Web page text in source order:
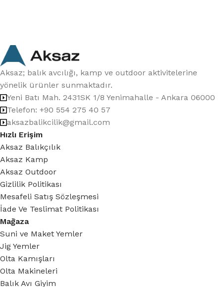
Aksaz; balık avcılığı, kamp ve outdoor aktivitelerine
yönelik ürünler sunmaktadır.
Yeni Batı Mah. 2431SK 1/8 Yenimahalle - Ankara 06000
Telefon: +90 554 275 40 57
aksazbalikcilik@gmail.com
Hızlı Erişim
Aksaz Balıkçılık
Aksaz Kamp
Aksaz Outdoor
Gizlilik Politikası
Mesafeli Satış Sözleşmesi
İade Ve Teslimat Politikası
Mağaza
Suni ve Maket Yemler
Jig Yemler
Olta Kamışları
Olta Makineleri
Balık Avı Giyim